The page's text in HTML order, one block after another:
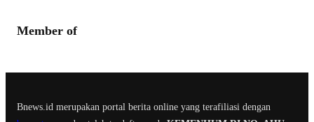
Member of
Bnews.id merupakan portal berita online yang terafiliasi dengan